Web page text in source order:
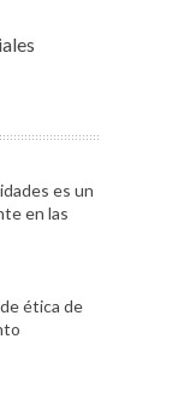
es un
en las
ética de